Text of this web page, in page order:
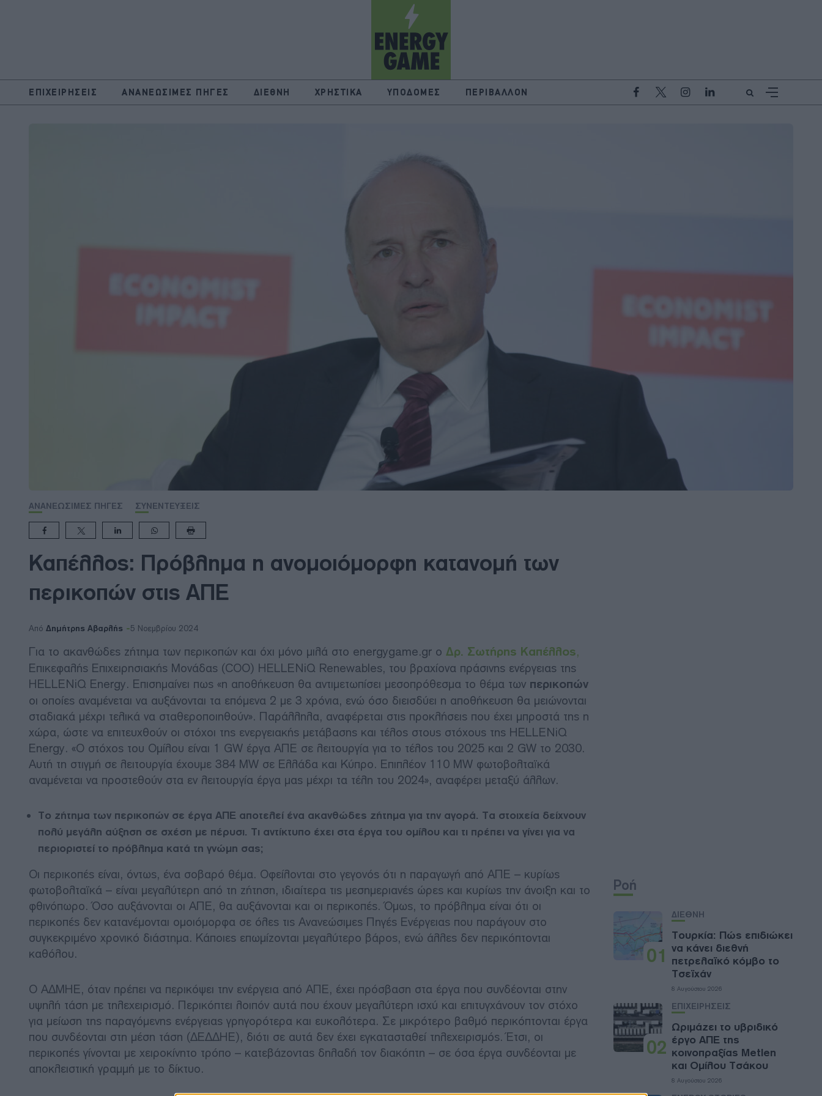
ΕΠΙΧΕΙΡΗΣΕΙΣ ΑΝΑΝΕΩΣΙΜΕΣ ΠΗΓΕΣ ΔΙΕΘΝΗ ΧΡΗΣΤΙΚΑ ΥΠΟΔΟΜΕΣ ΠΕΡΙΒΑΛΛΟΝ
ΑΝΑΝΕΩΣΙΜΕΣ ΠΗΓΕΣ ΣΥΝΕΝΤΕΥΞΕΙΣ
Καπέλλος: Πρόβλημα η ανομοιόμορφη κατανομή των
περικοπών στις ΑΠΕ
Από Δημήτρης Αβαρλής 5 Νοεμβρίου 2024
Για το ακανθώδες ζήτημα των περικοπών και όχι μόνο μιλά στο energygame.gr ο Δρ. Σωτήρης Καπέλλος,
Επικεφαλής Επιχειρησιακής Μονάδας (COO) HELLENiQ Renewables, του βραχίονα πράσινης ενέργειας της
HELLENiQ Energy. Επισημαίνει πως «η αποθήκευση θα αντιμετωπίσει μεσοπρόθεσμα το θέμα των περικοπών
οι οποίες αναμένεται να αυξάνονται τα επόμενα 2 με 3 χρόνια, ενώ όσο διεισδύει η αποθήκευση θα μειώνονται
σταδιακά μέχρι τελικά να σταθεροποιηθούν». Παράλληλα, αναφέρεται στις προκλήσεις που έχει μπροστά της η
χώρα, ώστε να επιτευχθούν οι στόχοι της ενεργειακής μετάβασης και τέλος στους στόχους της HELLENiQ
Energy. «Ο στόχος του Ομίλου είναι 1 GW έργα ΑΠΕ σε λειτουργία για το τέλος του 2025 και 2 GW το 2030.
Αυτή τη στιγμή σε λειτουργία έχουμε 384 MW σε Ελλάδα και Κύπρο. Επιπλέον 110 MW φωτοβολταϊκά
αναμένεται να προστεθούν στα εν λειτουργία έργα μας μέχρι τα τέλη του 2024», αναφέρει μεταξύ άλλων.
Το ζήτημα των περικοπών σε έργα ΑΠΕ αποτελεί ένα ακανθώδες ζήτημα για την αγορά. Tα στοιχεία δείχνουν
πολύ μεγάλη αύξηση σε σχέση με πέρυσι. Τι αντίκτυπο έχει στα έργα του ομίλου και τι πρέπει να γίνει για να
περιοριστεί το πρόβλημα κατά τη γνώμη σας;
Οι περικοπές είναι, όντως, ένα σοβαρό θέμα. Οφείλονται στο γεγονός ότι η παραγωγή από ΑΠΕ – κυρίως
φωτοβολταϊκά – είναι μεγαλύτερη από τη ζήτηση, ιδιαίτερα τις μεσημεριανές ώρες και κυρίως την άνοιξη και το
φθινόπωρο. Όσο αυξάνονται οι ΑΠΕ, θα αυξάνονται και οι περικοπές. Όμως, το πρόβλημα είναι ότι οι
περικοπές δεν κατανέμονται ομοιόμορφα σε όλες τις Ανανεώσιμες Πηγές Ενέργειας που παράγουν στο
συγκεκριμένο χρονικό διάστημα. Κάποιες επωμίζονται μεγαλύτερο βάρος, ενώ άλλες δεν περικόπτονται
καθόλου.
Ο ΑΔΜΗΕ, όταν πρέπει να περικόψει την ενέργεια από ΑΠΕ, έχει πρόσβαση στα έργα που συνδέονται στην
υψηλή τάση με τηλεχειρισμό. Περικόπτει λοιπόν αυτά που έχουν μεγαλύτερη ισχύ και επιτυγχάνουν τον στόχο
για μείωση της παραγόμενης ενέργειας γρηγορότερα και ευκολότερα. Σε μικρότερο βαθμό περικόπτονται έργα
που συνδέονται στη μέση τάση (ΔΕΔΔΗΕ), διότι σε αυτά δεν έχει εγκατασταθεί τηλεχειρισμός. Έτσι, οι
περικοπές γίνονται με χειροκίνητο τρόπο – κατεβάζοντας δηλαδή τον διακόπτη – σε όσα έργα συνδέονται με
αποκλειστική γραμμή με το δίκτυο.
Ροή
01
ΔΙΕΘΝΗ
Τουρκία: Πώς επιδιώκει
να κάνει διεθνή
πετρελαϊκό κόμβο το
Τσεϊχάν
8 Αυγούστου 2026
02
ΕΠΙΧΕΙΡΗΣΕΙΣ
Ωριμάζει το υβριδικό
έργο ΑΠΕ της
κοινοπραξίας Metlen
και Ομίλου Τσάκου
8 Αυγούστου 2026